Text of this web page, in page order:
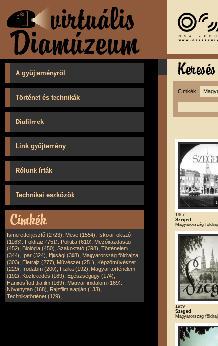
A gyűjteményről
Történet és technikák
Diafilmek
Link gyűjtemény
Rólunk írták
Technikai eszközök
Ismeretterjesztő (2723), Mese (1554), Iskolai, oktató
(1163), Földrajz (751), Politika (610), Mezőgazdaság
(452), Biológia (450), Szakoktató (398), Történelem
(344), Ipar (324), Ifjúsági (308), Magyarország földrajza
(303), Életrajz (277), Művészet (251), Képzőművészet
(229), Irodalom (200), Fizika (192), Magyar történelem
(192), Közlekedés (189), Egészségügy (174),
Hangosított diafilm (169), Magyar irodalom (169),
Növénytan (168), Rajzfilm alapján (133),
Technikatörténet (129),
Címkék:
1967
Szeged
Magyarország
1959
Szeged
Magyarország